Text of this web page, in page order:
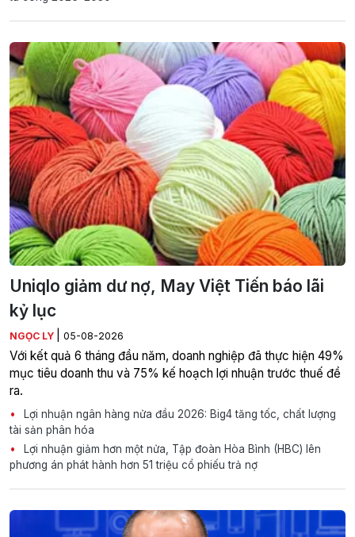
Uniqlo giảm dư nợ, May Việt Tiến báo lãi
kỷ lục
NGỌC LY 05-08-2026
Với kết quả 6 tháng đầu năm, doanh nghiệp đã thực hiện 49%
mục tiêu doanh thu và 75% kế hoạch lợi nhuận trước thuế đề
ra.
Lợi nhuận ngân hàng nửa đầu 2026: Big4 tăng tốc, chất lượng
tài sản phân hóa
Lợi nhuận giảm hơn một nửa, Tập đoàn Hòa Bình (HBC) lên
phương án phát hành hơn 51 triệu cổ phiếu trả nợ